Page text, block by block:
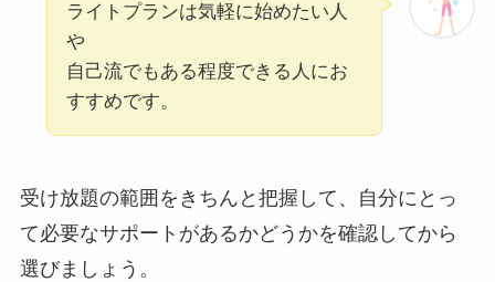
ライトプランは気軽に始めたい人
や
自己流でもある程度できる人にお
すすめです。
受け放題の範囲をきちんと把握して、自分にとっ
て必要なサポートがあるかどうかを確認してから
選びましょう。